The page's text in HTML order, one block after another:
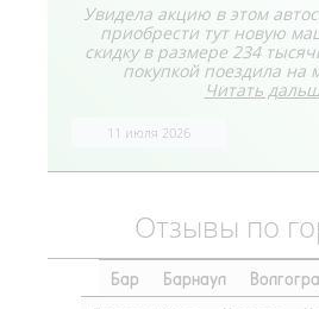
Увидела акцию в этом
приобрести тут новую
скидку в размере 234
покупкой поездила на
Читать
11 июля 2026
Отзывы по
Бар Барнаул